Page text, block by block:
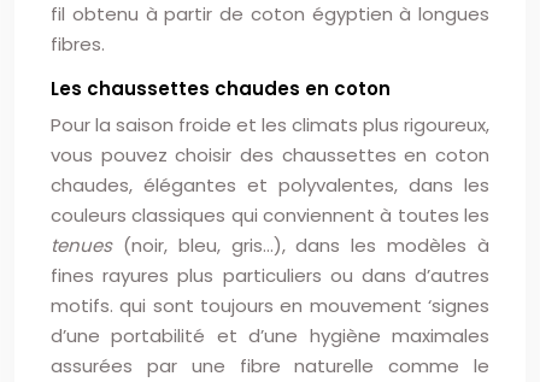
fil obtenu à partir de coton égyptien à longues
fibres.
Les chaussettes chaudes en coton
Pour la saison froide et les climats plus rigoureux,
vous pouvez choisir des chaussettes en coton
chaudes, élégantes et polyvalentes, dans les
couleurs classiques qui conviennent à toutes les
tenues(noir, bleu, gris…), dans les modèles à
fines rayures plus particuliers ou dans d’autres
motifs. qui sont toujours en mouvement ‘signes
d’une portabilité et d’une hygiène maximales
assurées par une fibre naturelle comme le